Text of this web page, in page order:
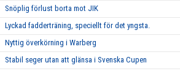
Snöplig förlust borta mot JIK
Lyckad fadderträning, speciellt för det yngsta.
Nyttig överkörning i Warberg
Stabil seger utan att glänsa i Svenska Cupen